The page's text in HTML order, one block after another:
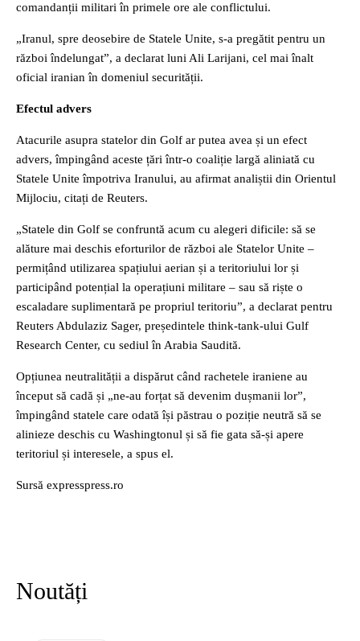
comandanții militari în primele ore ale conflictului.
„Iranul, spre deosebire de Statele Unite, s-a pregătit pentru un
război îndelungat”, a declarat luni Ali Larijani, cel mai înalt
oficial iranian în domeniul securității.
Efectul advers
Atacurile asupra statelor din Golf ar putea avea și un efect
advers, împingând aceste țări într-o coaliție largă aliniată cu
Statele Unite împotriva Iranului, au afirmat analiștii din Orientul
Mijlociu, citați de Reuters.
„Statele din Golf se confruntă acum cu alegeri dificile: să se
alăture mai deschis eforturilor de război ale Statelor Unite –
permițând utilizarea spațiului aerian și a teritoriului lor și
participând potențial la operațiuni militare – sau să riște o
escaladare suplimentară pe propriul teritoriu”, a declarat pentru
Reuters Abdulaziz Sager, președintele think-tank-ului Gulf
Research Center, cu sediul în Arabia Saudită.
Opțiunea neutralității a dispărut când rachetele iraniene au
început să cadă și „ne-au forțat să devenim dușmanii lor”,
împingând statele care odată își păstrau o poziție neutră să se
alinieze deschis cu Washingtonul și să fie gata să-și apere
teritoriul și interesele, a spus el.
Sursă expresspress.ro
Noutăți